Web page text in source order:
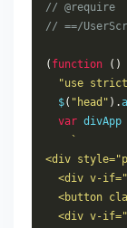
// @require
// ==/
( function ()
"use
  $
( "head" ).
var divApp
`
<div
<div v-
<button
<div v-